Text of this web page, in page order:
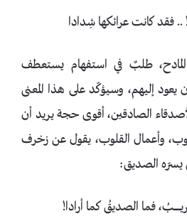
فقد كانت عرائكها شِدادا
طلبٌ في استفهام يستعطف
يعود إليهم، وسيؤكّد على هذا المعنى
الصادقين، أقوى حجة يريد أن
وأعمال القلوب، يقول عن زخرف
يسرّه الصديق:
فما الصديقُ كما أرادا!